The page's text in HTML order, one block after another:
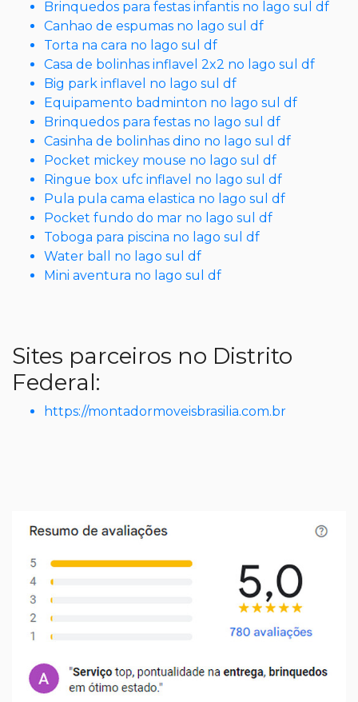
Brinquedos para festas infantis no lago sul df
Canhao de espumas no lago sul df
Torta na cara no lago sul df
Casa de bolinhas inflavel 2x2 no lago sul df
Big park inflavel no lago sul df
Equipamento badminton no lago sul df
Brinquedos para festas no lago sul df
Casinha de bolinhas dino no lago sul df
Pocket mickey mouse no lago sul df
Ringue box ufc inflavel no lago sul df
Pula pula cama elastica no lago sul df
Pocket fundo do mar no lago sul df
Toboga para piscina no lago sul df
Water ball no lago sul df
Mini aventura no lago sul df
Sites parceiros no Distrito
Federal:
https://montadormoveisbrasilia.com.br